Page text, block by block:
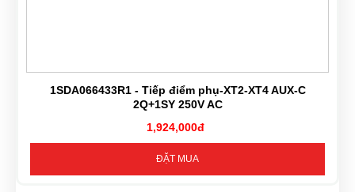
1SDA066433R1 - Tiếp điểm phụ-XT2-XT4 AUX-C
2Q+1SY 250V AC
1,924,000đ
ĐẶT MUA